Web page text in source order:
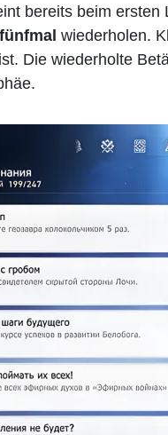
bereits beim
fünfmal wiederholen.
Die wiederholte